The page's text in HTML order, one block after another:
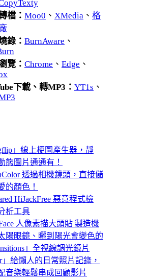
檔： Moo0 、 XMedia 、 格
錄： BurnAware 、
覽： Chrome 、 Edge 、
下載、轉MP3： YT1s 、
」線上梗圖產生器，靜
態圖片通通有！
透過相機鏡頭，直接儲
的顏色！
HiJackFree 惡意程式檢
析工具
人像素描大頭貼 製造機
陽眼鏡、曬到陽光會變色的
」全視線調光鏡片
」給懶人的日常照片記錄，
音樂輕鬆串成回顧影片